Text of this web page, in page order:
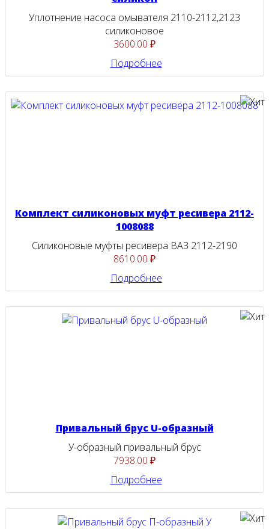
Уплотнение насоса омывателя 2110-2112,2123
силиконовое
3600.00 ₽
Подробнее
Комплект силиконовых муфт ресивера 2112-
1008088
Силиконовые муфты ресивера ВАЗ 2112-2190
8610.00 ₽
Подробнее
Привальный брус U-образный
У-образный привальный брус
7938.00 ₽
Подробнее